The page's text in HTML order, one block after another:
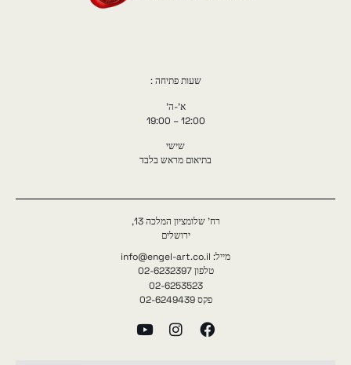
שעות פתיחה :
א'-ה'
12:00 – 19:00
שישי
בתיאום מראש בלבד
רח' שלומציון המלכה 13,
ירושלים
מייל: info@engel-art.co.il
טלפון 02-6232397
02-6253523
פקס 02-6249439